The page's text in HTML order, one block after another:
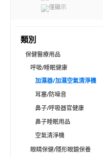
僅顯示
類別
保健醫療用品
呼吸/睡眠健康
加濕器/加濕空氣清淨機
耳塞/防噪音
鼻子/呼吸器官健康
鼻子睡眠用品
空氣清淨機
眼睛保健/隱形眼鏡保養